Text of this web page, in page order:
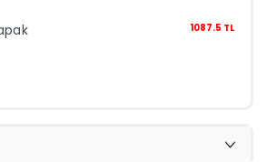
1087.5 TL